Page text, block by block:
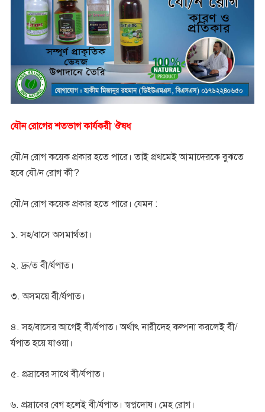
যৌন রোগের শতভাগ কার্যকরী ঔষধ
যৌ/ন রোগ কয়েক প্রকার হতে পারে। তাই প্রথমেই আমাদেরকে বুঝতে
হবে যৌ/ন রোগ কী?
যৌ/ন রোগ কয়েক প্রকার হতে পারে। যেমন :
১. সহ/বাসে অসমার্থতা।
২. দ্রু/ত বী/র্যপাত।
৩. অসময়ে বী/র্যপাত।
৪. সহ/বাসের আগেই বী/র্যপাত। অর্থাৎ নারীদেহ কল্পনা করলেই বী/
র্যপাত হয়ে যাওয়া।
৫. প্রস্রাবের সাথে বী/র্যপাত।
৬. প্রস্রাবের বেগ হলেই বী/র্যপাত। স্বপ্নদোষ। মেহ রোগ।